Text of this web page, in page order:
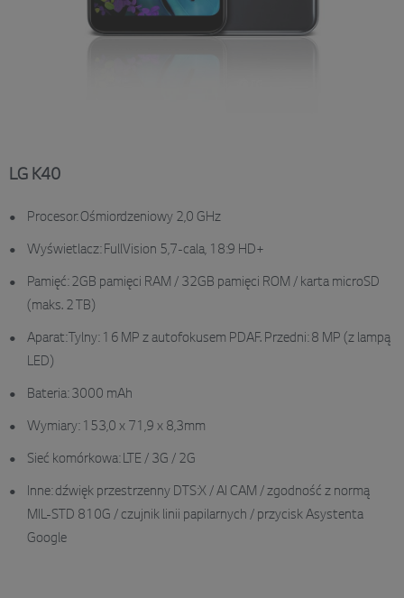
LG K40
Procesor: Ośmiordzeniowy 2,0 GHz
Wyświetlacz: FullVision 5,7-cala, 18:9 HD+
Pamięć: 2GB pamięci RAM / 32GB pamięci ROM / karta microSD
(maks. 2 TB)
Aparat: Tylny: 16 MP z autofokusem PDAF. Przedni: 8 MP (z lampą
LED)
Bateria: 3000 mAh
Wymiary: 153,0 x 71,9 x 8,3mm
Sieć komórkowa: LTE / 3G / 2G
Inne: dźwięk przestrzenny DTS:X / AI CAM / zgodność z normą
MIL-STD 810G / czujnik linii papilarnych / przycisk Asystenta
Google